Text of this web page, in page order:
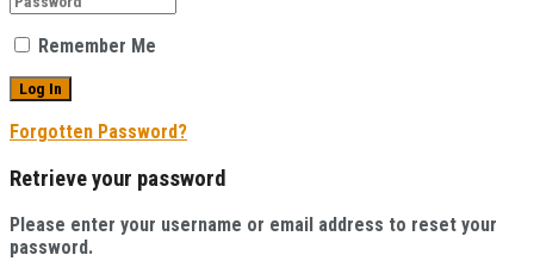
Remember Me
Forgotten Password?
Retrieve your password
Please enter your username or email address to reset your
password.